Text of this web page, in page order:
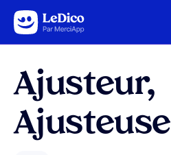
Aller au contenu
Ajusteur,
Ajusteuse